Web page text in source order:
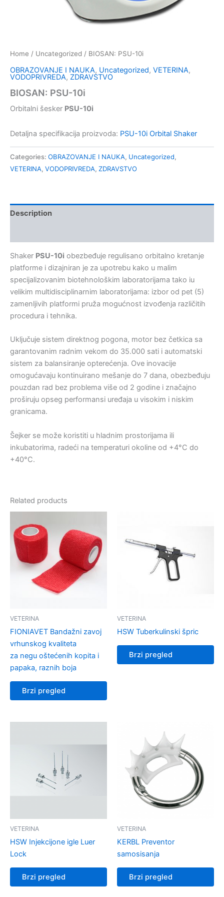
Home / Uncategorized / BIOSAN: PSU-10i
OBRAZOVANJE I NAUKA, Uncategorized, VETERINA,
VODOPRIVREDA, ZDRAVSTVO
BIOSAN: PSU-10i
Orbitalni šesker PSU-10i
Detaljna specifikacija proizvoda: PSU-10i Orbital Shaker
Categories: OBRAZOVANJE I NAUKA, Uncategorized,
VETERINA, VODOPRIVREDA, ZDRAVSTVO
Description
Shaker PSU-10i obezbeđuje regulisano orbitalno kretanje
platforme i dizajniran je za upotrebu kako u malim
specijalizovanim biotehnološkim laboratorijama tako iu
velikim multidisciplinarnim laboratorijama: izbor od pet (5)
zamenljivih platformi pruža mogućnost izvođenja različitih
procedura i tehnika.
Uključuje sistem direktnog pogona, motor bez četkica sa
garantovanim radnim vekom do 35.000 sati i automatski
sistem za balansiranje opterećenja. Ove inovacije
omogućavaju kontinuirano mešanje do 7 dana, obezbeđuju
pouzdan rad bez problema više od 2 godine i značajno
proširuju opseg performansi uređaja u visokim i niskim
granicama.
Šejker se može koristiti u hladnim prostorijama ili
inkubatorima, radeći na temperaturi okoline od +4°C do
+40°C.
Related products
VETERINA
FIONIAVET Bandažni zavoj
vrhunskog kvaliteta
za negu oštećenih kopita i
papaka, raznih boja
Brzi pregled
VETERINA
HSW Tuberkulinski špric
Brzi pregled
VETERINA
HSW Injekcijone igle Luer
Lock
Brzi pregled
VETERINA
KERBL Preventor
samosisanja
Brzi pregled